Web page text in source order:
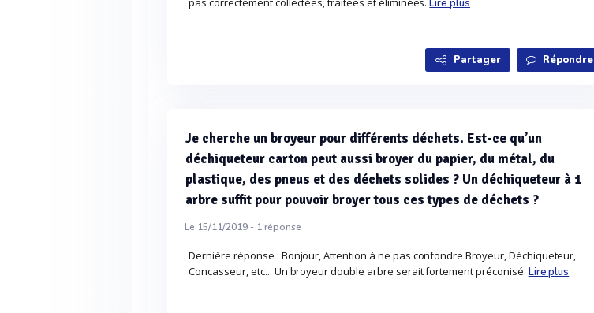
Lire plus
Partager Répondre
Je cherche un broyeur pour différents déchets. Est-ce qu’un
déchiqueteur carton peut aussi broyer du papier, du métal, du
plastique, des pneus et des déchets solides ? Un déchiqueteur à 1
arbre suffit pour pouvoir broyer tous ces types de déchets ?
Le 15/11/2019 - 1réponse
Dernière réponse : Bonjour, Attention à ne pas confondre Broyeur, Déchiqueteur,
Concasseur, etc... Un broyeur double arbre serait fortement préconisé. Lire plus